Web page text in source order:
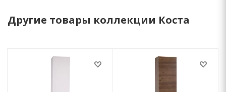
Другие товары коллекции Коста